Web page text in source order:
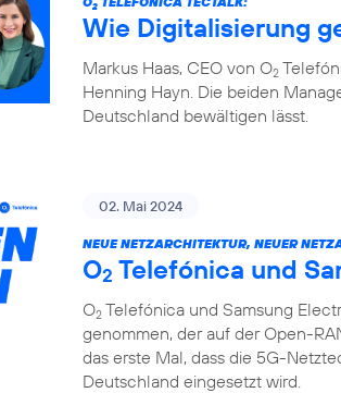
2
Wie Digitalisierung
Markus Haas, CEO von O2
Henning Hayn. Die beiden
Deutschland bewältigen lässt.
02. Mai 2024
NEUE NETZARCHITEKTUR, NEUER
O2 Telefónica und
O2 Telefónica und Samsung
genommen, der auf der Open-
das erste Mal, dass die 5G-
Deutschland eingesetzt wird.